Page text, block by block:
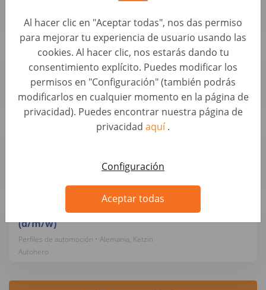
Al hacer clic en "Aceptar todas", nos das permiso
para mejorar tu experiencia de usuario usando las
cookies. Al hacer clic, nos estarás dando tu
consentimiento explícito. Puedes modificar los
permisos en "Configuración" (también podrás
modificarlos en cualquier momento en la página de
privacidad). Puedes encontrar nuestra página de
privacidad aquí.
Configuración
Aceptar todas
Autohero
Mobiler KFZ-Trainer / Lackierer / Meister für
Lackiererei (d/m/w)
Perfiles de automoción • Alemania, Berlin
Autohero
KFZ-Mechatroniker / Meister (m/w/d) – Pkw-
Perfiles de automoción • Alemania, Ketzin
Senior KFZ Mechatroniker / Fahrzeugbewerter
(d/m/w)
Perfiles de automoción • Alemania, Ketzin
Autohero